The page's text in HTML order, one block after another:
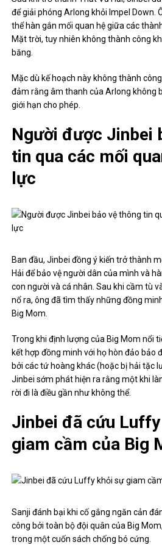
để giải phóng Arlong khỏi Impel Down.
thể hàn gắn mối quan hệ giữa các
Mặt trời, tuy nhiên không thành công
băng.
Mặc dù kế hoạch này không thành
đảm rằng âm thanh của Arlong không
giới hạn cho phép.
Người được Jinbei
tin qua các mối
lực
Ban đầu, Jinbei đồng ý kiến ​​trở thành
Hải để bảo vệ người dân của mình và
con người và cá nhân. Sau khi cầm tù
nổ ra, ông đã tìm thấy những đồng
Big Mom.
Trong khi định lượng của Big Mom nổi
kết hợp đồng minh với họ hòn đảo bảo
bởi các tứ hoàng khác (hoặc bị hải tặc
Jinbei sớm phát hiện ra rằng một khi
rời đi là điều gần như không thể.
Jinbei đã cứu
giam cầm của Big
Sanji đánh bại khi cố gắng ngăn cản
công bởi toàn bộ đội quân của Big
trong một cuốn sách chống bó cứng.